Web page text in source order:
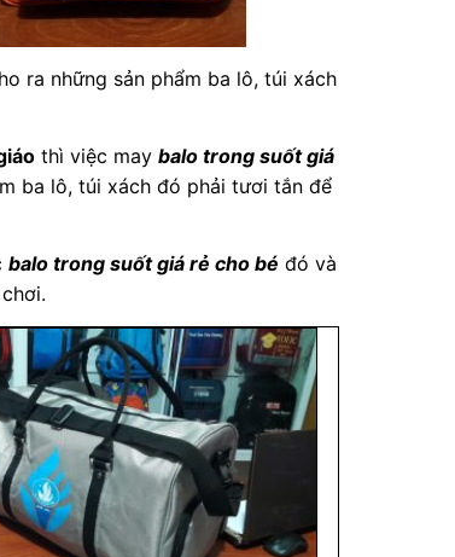
ra những sản phẩm ba lô, túi xách
thì việc maybalo trong suốt giá
ba lô, túi xách đó phải tươi tắn để
balo trong suốt giá rẻ cho bé đó và